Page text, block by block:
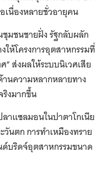
เนื่องหลายชั่วอายุคน
มชนชายฝั่ง รัฐกลับผลัก
ห้โครงการอุตสาหกรรมที่
ส่งผลให้ระบบนิเวศเสีย
นความหลากหลายทาง
งมากขึ้น
าแซลมอนในปาตาโกเนีย
นตก การทำเหมืองทราย
ด์บริดจ์อุตสาหกรรมขนาด